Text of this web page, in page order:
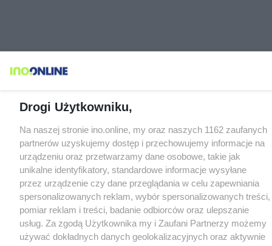
Drogi Użytkowniku,
Na naszej stronie ino.online, my oraz naszych 1162 zaufanych
partnerów uzyskujemy dostęp i przechowujemy informacje na
urządzeniu oraz przetwarzamy dane osobowe, takie jak
unikalne identyfikatory, standardowe informacje wysyłane
przez urządzenie czy dane przeglądania w celu zapewniania
spersonalizowanych reklam, wybór spersonalizowanych treści,
pomiar reklam i treści, badanie odbiorców oraz ulepszanie
usług. Za zgodą Użytkownika my i Zaufani Partnerzy możemy
używać dokładnych danych geolokalizacyjnych oraz aktywnie